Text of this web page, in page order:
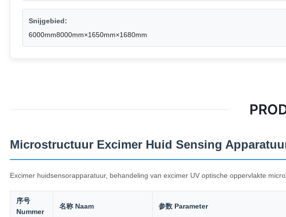
Snijgebied:
6000mm8000mm×1650mm×1680mm
Microstructuur Excimer Huid Sensing
Excimer huidsensorapparatuur, behandeling van excimer UV optische oppervlakte
序号
Nummer
名称 Naam 参数 Parameter